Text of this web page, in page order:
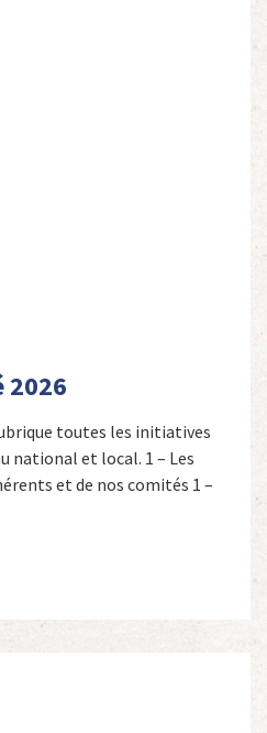
2026
toutes les initiatives
national et local. 1 – Les
et de nos comités 1 –
et Agnès Dioné,
2026. Ils venaient